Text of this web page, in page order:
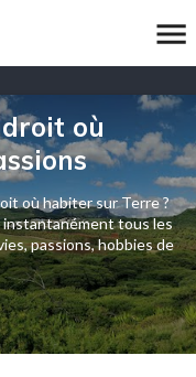
où
où habiter sur Terre ?
instantanément tous les
passions, hobbies de